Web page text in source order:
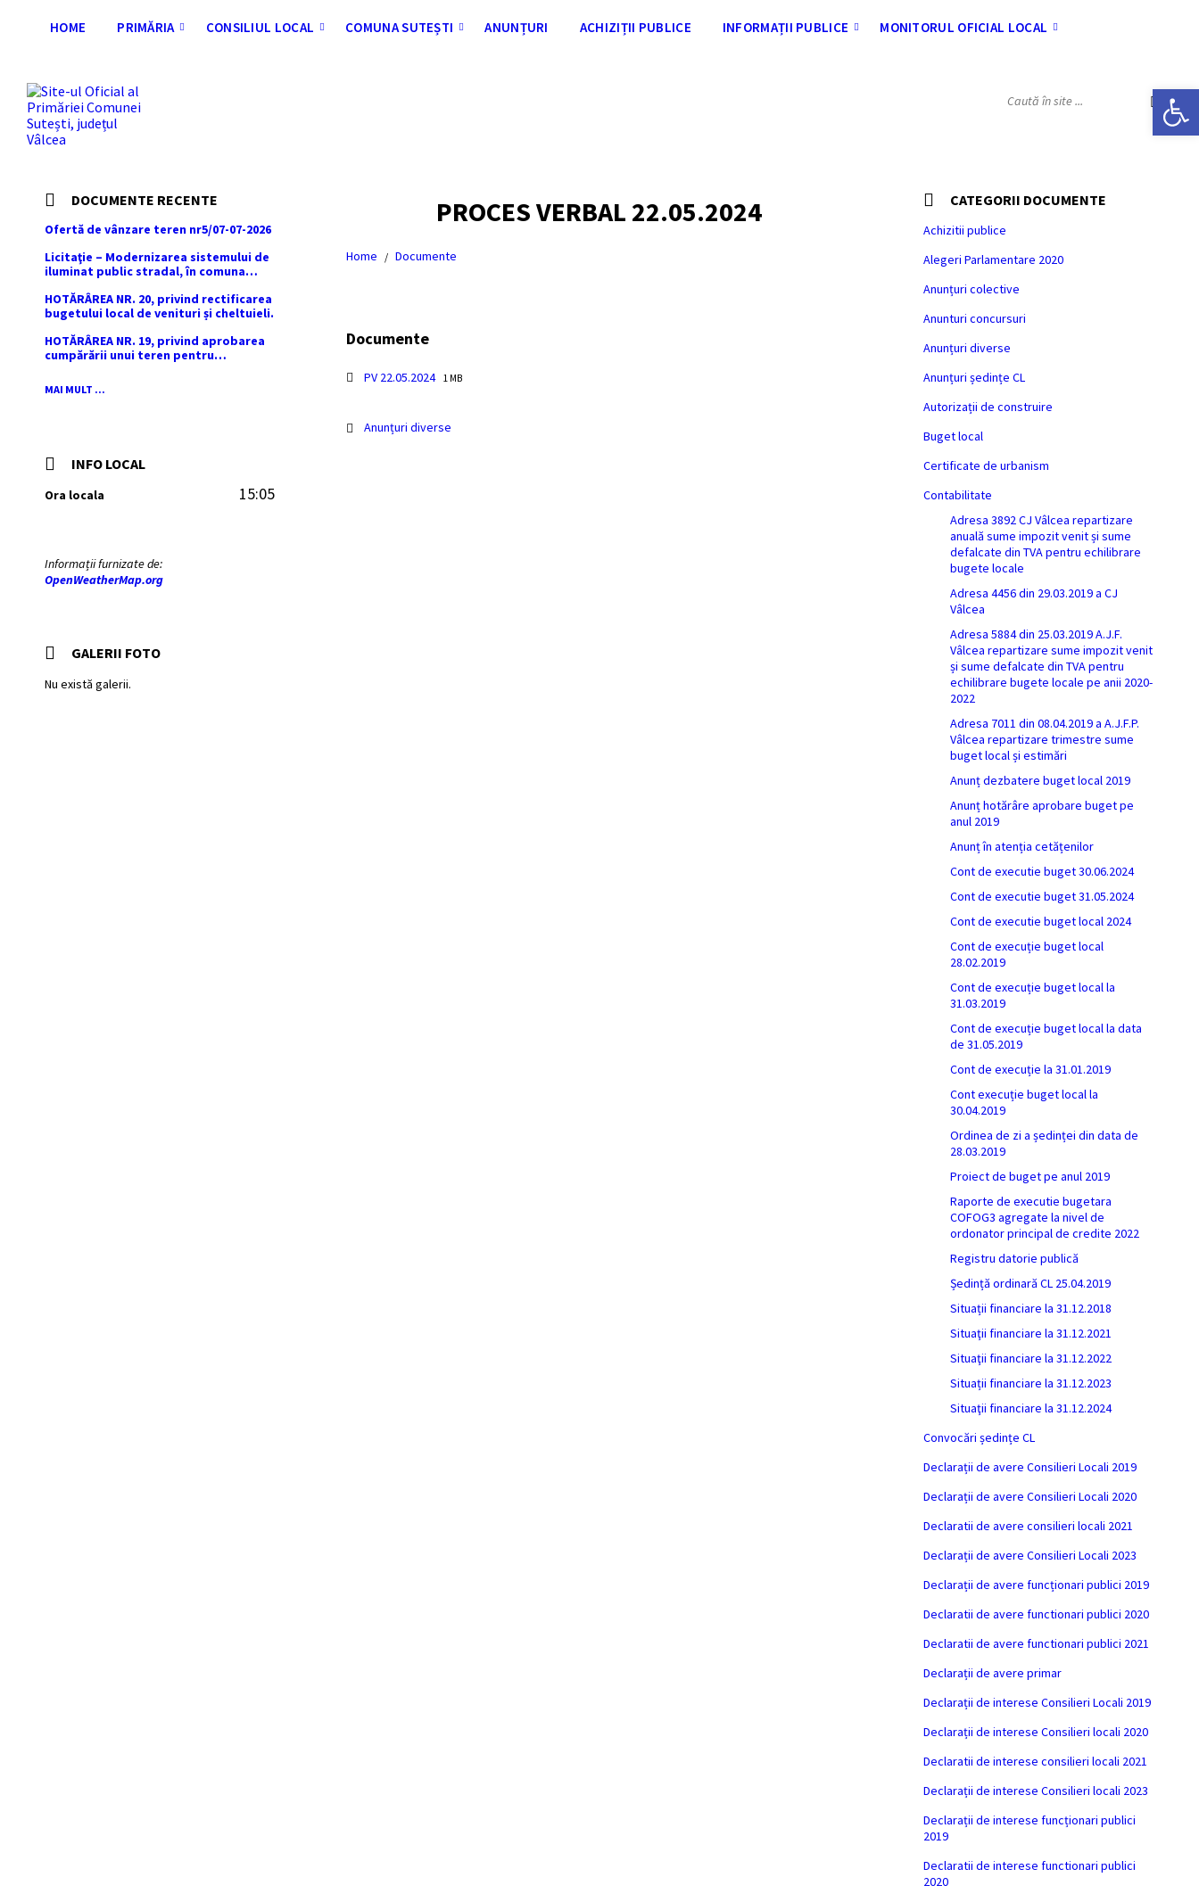
HOME PRIMĂRIA CONSILIUL LOCAL COMUNA SUTEȘTI ANUNȚURI ACHIZIȚII PUBLICE INFORMAȚII PUBLICE MONITORUL OFICIAL LOCAL
PROCES VERBAL 22.05.2024
Home / Documente
Documente
PV 22.05.2024 File
File
1 MB
Anunțuri diverse
DOCUMENTE RECENTE
Ofertă de vânzare teren nr5/07-07-2026
Licitaţie – Modernizarea sistemului de
iluminat public stradal, în comuna
HOTĂRÂREA NR. 20, privind rectificarea
bugetului local de venituri și cheltuieli.
HOTĂRÂREA NR. 19, privind aprobarea
cumpărării unui teren pentru
din cadrul proiectului de distribuție a
gazelor naturale în comuna Sutești.
MAI MULT ...
INFO LOCAL
Ora locala 15:05
Informații furnizate de:
OpenWeatherMap.org
GALERII FOTO
Nu există galerii.
CATEGORII DOCUMENTE
Achizitii publice
Alegeri Parlamentare 2020
Anunțuri colective
Anunturi concursuri
Anunțuri diverse
Anunțuri ședințe CL
Autorizații de construire
Buget local
Certificate de urbanism
Contabilitate
Adresa 3892 CJ Vâlcea repartizare
anuală sume impozit venit și sume
defalcate din TVA pentru echilibrare
bugete locale
Adresa 4456 din 29.03.2019 a CJ
Vâlcea
Adresa 5884 din 25.03.2019 A.J.F.
Vâlcea repartizare sume impozit venit
și sume defalcate din TVA pentru
echilibrare bugete locale pe anii 2020-
2022
Adresa 7011 din 08.04.2019 a A.J.F.P.
Vâlcea repartizare trimestre sume
buget local și estimări
Anunț dezbatere buget local 2019
Anunț hotărâre aprobare buget pe
anul 2019
Anunț în atenția cetățenilor
Cont de executie buget 30.06.2024
Cont de executie buget 31.05.2024
Cont de executie buget local 2024
Cont de execuție buget local
28.02.2019
Cont de execuție buget local la
31.03.2019
Cont de execuție buget local la data
de 31.05.2019
Cont de execuție la 31.01.2019
Cont execuție buget local la
30.04.2019
Ordinea de zi a ședinței din data de
28.03.2019
Proiect de buget pe anul 2019
Raporte de executie bugetara
COFOG3 agregate la nivel de
ordonator principal de credite 2022
Registru datorie publică
Ședință ordinară CL 25.04.2019
Situații financiare la 31.12.2018
Situaţii financiare la 31.12.2021
Situaţii financiare la 31.12.2022
Situații financiare la 31.12.2023
Situaţii financiare la 31.12.2024
Convocări ședințe CL
Declarații de avere Consilieri Locali 2019
Declarații de avere Consilieri Locali 2020
Declaratii de avere consilieri locali 2021
Declarații de avere Consilieri Locali 2023
Declarații de avere funcționari publici 2019
Declaratii de avere functionari publici 2020
Declaratii de avere functionari publici 2021
Declarații de avere primar
Declarații de interese Consilieri Locali 2019
Declarații de interese Consilieri locali 2020
Declaratii de interese consilieri locali 2021
Declarații de interese Consilieri locali 2023
Declarații de interese funcționari publici
2019
Declaratii de interese functionari publici
2020
Deschide bara de unelte